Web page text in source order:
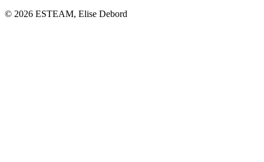
© 2026 ESTEAM, Elise Debord